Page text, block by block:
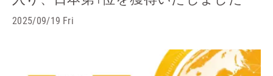
2025/09/19 Fri